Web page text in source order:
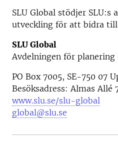
SLU Global stödjer SLU:s
utveckling för att bidra till
SLU Global
Avdelningen för
PO Box 7005, SE-750 07
Besöksadress: Almas Allé
www.slu.se/slu-global
global@slu.se